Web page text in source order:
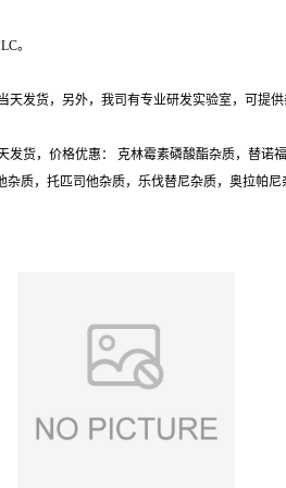
。
发货，另外，我司有专业研发实验室，可提
货，价格优惠： 克林霉素磷酸酯杂质，替
质，托匹司他杂质，乐伐替尼杂质，奥拉